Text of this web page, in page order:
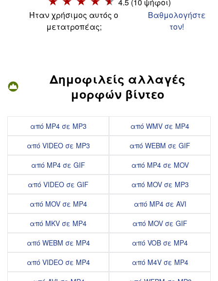
4.5 (10 ψήφοι)
Ήταν χρήσιμος αυτός ο
μετατροπέας;
Βαθμολογήστε
τον!
Δημοφιλείς αλλαγές
μορφών βίντεο
από MP4 σε MP3
από VIDEO σε MP3
από MP4 σε GIF
από VIDEO σε GIF
από MOV σε MP4
από MKV σε MP4
από WEBM σε MP4
από VIDEO σε MP4
από WMV σε MP4
από WEBM σε GIF
από MP4 σε MOV
από MOV σε MP3
από MP4 σε AVI
από MOV σε GIF
από VOB σε MP4
από M4V σε MP4